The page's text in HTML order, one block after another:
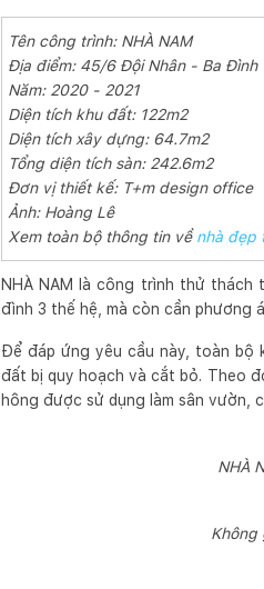
Tên công trình: NHÀ NAM
Địa điểm: 45/6 Đội Nhân - Ba Đình
Năm: 2020 - 2021
Diện tích khu đất: 122m2
Diện tích xây dựng: 64.7m2
Tổng diện tích sàn: 242.6m2
Đơn vị thiết kế: T+m design office
Ảnh: Hoàng Lê
Xem toàn bộ thông tin vềnhà đẹp
NHÀ NAM là công trình thử thách
đình 3 thế hệ, mà còn cần
Để đáp ứng yêu cầu này, toàn
đất bị quy hoạch và cắt bỏ. Theo
hông được sử dụng làm sân vườn,
NHÀ
Không